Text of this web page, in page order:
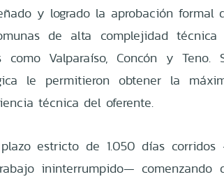
y logrado la aprobación formal
de alta complejidad
Valparaíso, Concón y Teno.
le permitieron obtener la
técnica del oferente.
estricto de 1.050 días
ininterrumpido— comenzando